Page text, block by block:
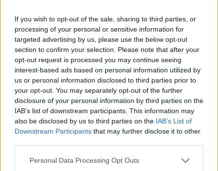
If you wish to opt-out of the sale, sharing to third parties, or
processing of your personal or sensitive information for
targeted advertising by us, please use the below opt-out
section to confirm your selection. Please note that after your
opt-out request is processed you may continue seeing
interest-based ads based on personal information utilized by
us or personal information disclosed to third parties prior to
your opt-out. You may separately opt-out of the further
disclosure of your personal information by third parties on the
IAB’s list of downstream participants. This information may
also be disclosed by us to third parties on the IAB’s List of
Downstream Participants that may further disclose it to other
Personal Data Processing Opt Outs